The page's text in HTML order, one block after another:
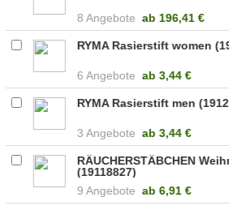
8 Angebote ab 196,41 €
RYMA Rasierstift women
6 Angebote ab 3,44 €
RYMA Rasierstift men
3 Angebote ab 3,44 €
RÄUCHERSTÄBCHEN
(19118827)
9 Angebote ab 6,91 €